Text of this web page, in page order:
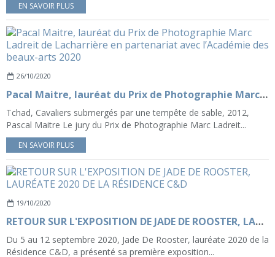
EN SAVOIR PLUS
26/10/2020
Pacal Maitre, lauréat du Prix de Photographie Marc Ladreit de Lacharrière en partenariat avec l’Académie des beaux-arts 2020
Tchad, Cavaliers submergés par une tempête de sable, 2012,
Pascal Maitre Le jury du Prix de Photographie Marc Ladreit...
EN SAVOIR PLUS
19/10/2020
RETOUR SUR L'EXPOSITION DE JADE DE ROOSTER, LAURÉATE 2020 DE LA RÉSIDENCE C&D
Du 5 au 12 septembre 2020, Jade De Rooster, lauréate 2020 de la
Résidence C&D, a présenté sa première exposition...